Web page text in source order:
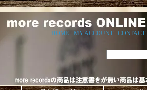
HOME - MY ACCOUNT - CONTACT-